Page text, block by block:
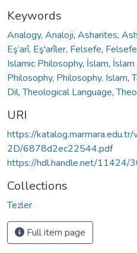
Keywords
Analogy, Analoji, Asharites,
Eş‘arî, Eş'arîler, Felsefe,
Islamic Philosophy, İslam,
Philosophy, Philosophy, Islam,
Dil,Theological Language,
URI
https://
2D/6878d2ec22544.pdf
https://hdl.handle.net/11424/
Collections
Tezler
Full item page